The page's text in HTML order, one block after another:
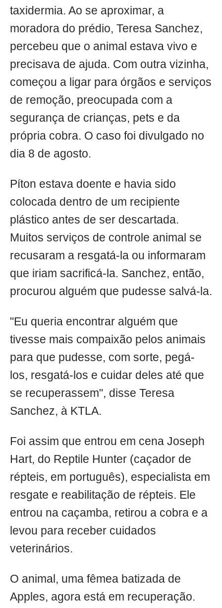
taxidermia. Ao se aproximar, a
moradora do prédio, Teresa Sanchez,
percebeu que o animal estava vivo e
precisava de ajuda. Com outra vizinha,
começou a ligar para órgãos e serviços
de remoção, preocupada com a
segurança de crianças, pets e da
própria cobra. O caso foi divulgado no
dia 8 de agosto.
Píton estava doente e havia sido
colocada dentro de um recipiente
plástico antes de ser descartada.
Muitos serviços de controle animal se
recusaram a resgatá-la ou informaram
que iriam sacrificá-la. Sanchez, então,
procurou alguém que pudesse salvá-la.
"Eu queria encontrar alguém que
tivesse mais compaixão pelos animais
para que pudesse, com sorte, pegá-
los, resgatá-los e cuidar deles até que
se recuperassem", disse Teresa
Sanchez, à KTLA.
Foi assim que entrou em cena Joseph
Hart, do Reptile Hunter (caçador de
répteis, em português), especialista em
resgate e reabilitação de répteis. Ele
entrou na caçamba, retirou a cobra e a
levou para receber cuidados
veterinários.
O animal, uma fêmea batizada de
Apples, agora está em recuperação.